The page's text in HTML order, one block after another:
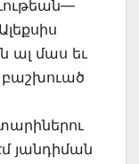
ալ մաս եւ
բաշխուած
յանդիման